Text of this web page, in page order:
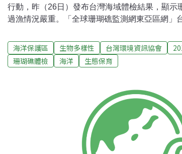
行動，昨（26日）發布台灣海域體檢結果，顯示
過漁情況嚴重。「全球珊瑚礁監測網東亞區網」
亡。台灣環境資訊協會秘書長陳瑞賓在昨天的記
候選人從21日接獲環團邀請至今，均未針對海洋
顯示各黨候選人對海洋保育的態度不夠積極。「
差，但值得關注的是在體檢過程中發現大型魚類
量大幅減少，顯示過漁的情況相當嚴重。陳昭倫
了許多房子，但是裡面卻都沒有住人一樣，珊瑚
態體系，如果沒有魚了，珊瑚礁勢必也會死亡。
量的圖表為例，指出近十年來漁
海洋保護區 生物多樣性 台灣環境資訊協會
珊瑚礁體檢
海洋 生態保育